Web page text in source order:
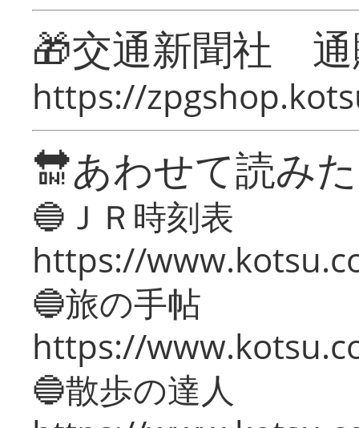
🎁交通新聞社
https://
🔛あわせて読み
🔵ＪＲ時刻表
https://
🔵旅の手帖
https://
🔵散歩の達人